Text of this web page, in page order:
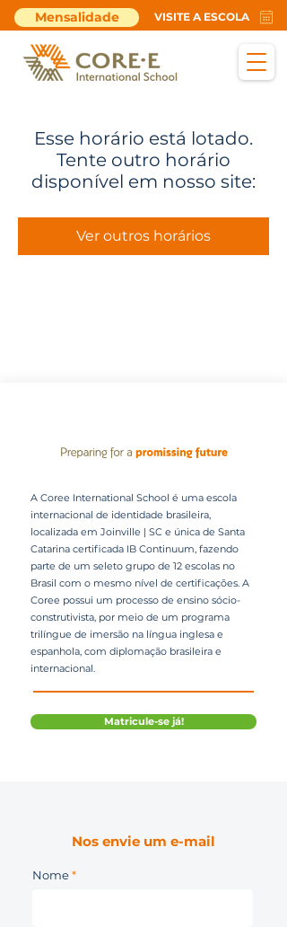
Mensalidade VISITE A ESCOLA
Esse horário está lotado.
Tente outro horário
disponível em nosso site:
Ver outros horários
A Coree International School é uma escola
internacional de identidade brasileira,
localizada em Joinville | SC e única de Santa
Catarina certificada IB Continuum, fazendo
parte de um seleto grupo de 12 escolas no
Brasil com o mesmo nível de certificações. A
Coree possui um processo de ensino sócio-
construtivista, por meio de um programa
trilíngue de imersão na língua inglesa e
espanhola, com diplomação brasileira e
internacional.
Matricule-se já!
Nos envie um e-mail
Nome